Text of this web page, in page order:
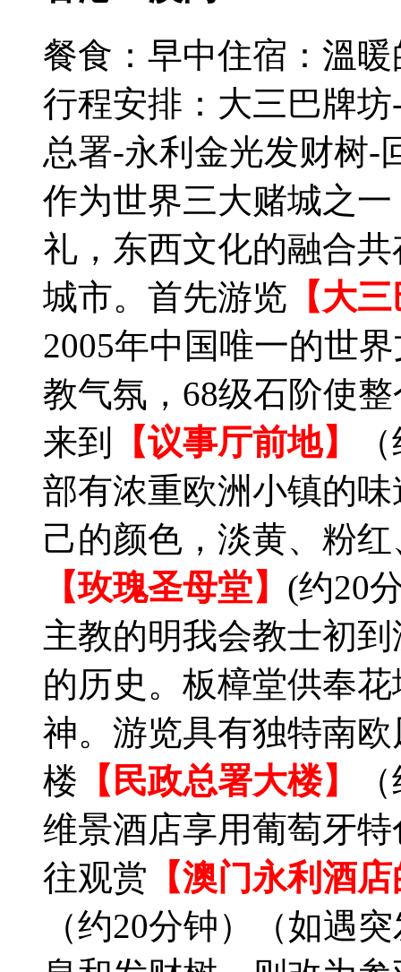
餐食：早中住宿：溫暖
行程安排：大三巴牌
总署-永利金光发财树-
作为世界三大赌城之
礼，东西文化的融合
城市。首先游览 【大
2005年中国唯一的世
教气氛，68级石阶使
来到
【议事厅前地】
部有浓重欧洲小镇的
己的颜色，淡黄、粉
【玫瑰圣母堂】 (约20
主教的明我会教士初
的历史。板樟堂供奉
神。游览具有独特南
楼 【民政总署大楼】
维景酒店享用葡萄牙
往观赏 【澳门永利酒
（约20分钟）（如遇